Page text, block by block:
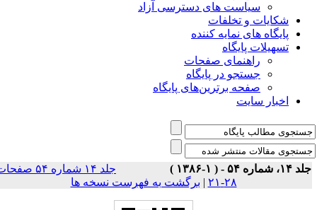
سیاست های دسترسی آزاد
شکایات و تخلفات
پایگاه های نمایه کننده
تسهیلات پایگاه
راهنمای صفحات
جستجو در پایگاه
صفحه برترین‌های پایگاه
اخبار سایت
شماره ۵۴ - ( ۱-۱۳۸۶ )
جلد ۱۴ شماره ۵۴ صفحات
۲۸-۲۱
|برگشت به فهرست نسخه ها